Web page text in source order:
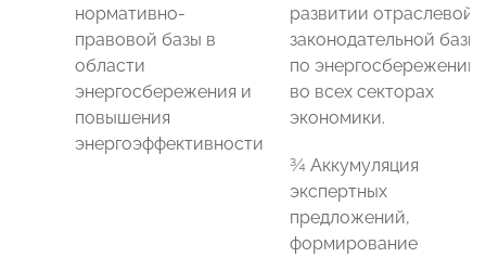
нормативно-
правовой базы в
области
энергосбережения и
повышения
энергоэффективности
развитии отраслевой
законодательной базы
по энергосбережению
во всех секторах
экономики.
¾ Аккумуляция
экспертных
предложений,
формирование